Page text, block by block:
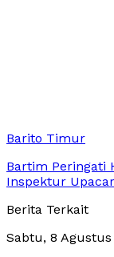
Barito Timur
Bartim Peringati
Inspektur
Berita Terkait
Sabtu, 8 Agustus